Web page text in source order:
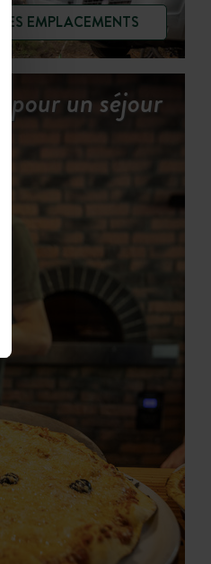
LES EMPLACEMENTS
pour un séjour